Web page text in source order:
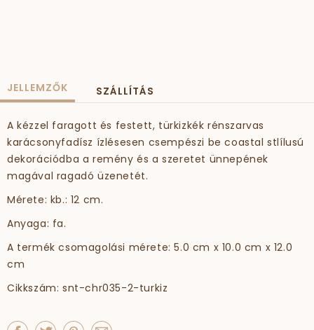
JELLEMZŐK SZÁLLÍTÁS
A kézzel faragott és festett, türkizkék rénszarvas
karácsonyfadísz ízlésesen csempészi be coastal stlílusú
dekorációdba a remény és a szeretet ünnepének
magával ragadó üzenetét.
Mérete: kb.: 12 cm.
Anyaga: fa.
A termék csomagolási mérete: 5.0 cm x 10.0 cm x 12.0
cm
Cikkszám: snt-chr035-2-turkiz